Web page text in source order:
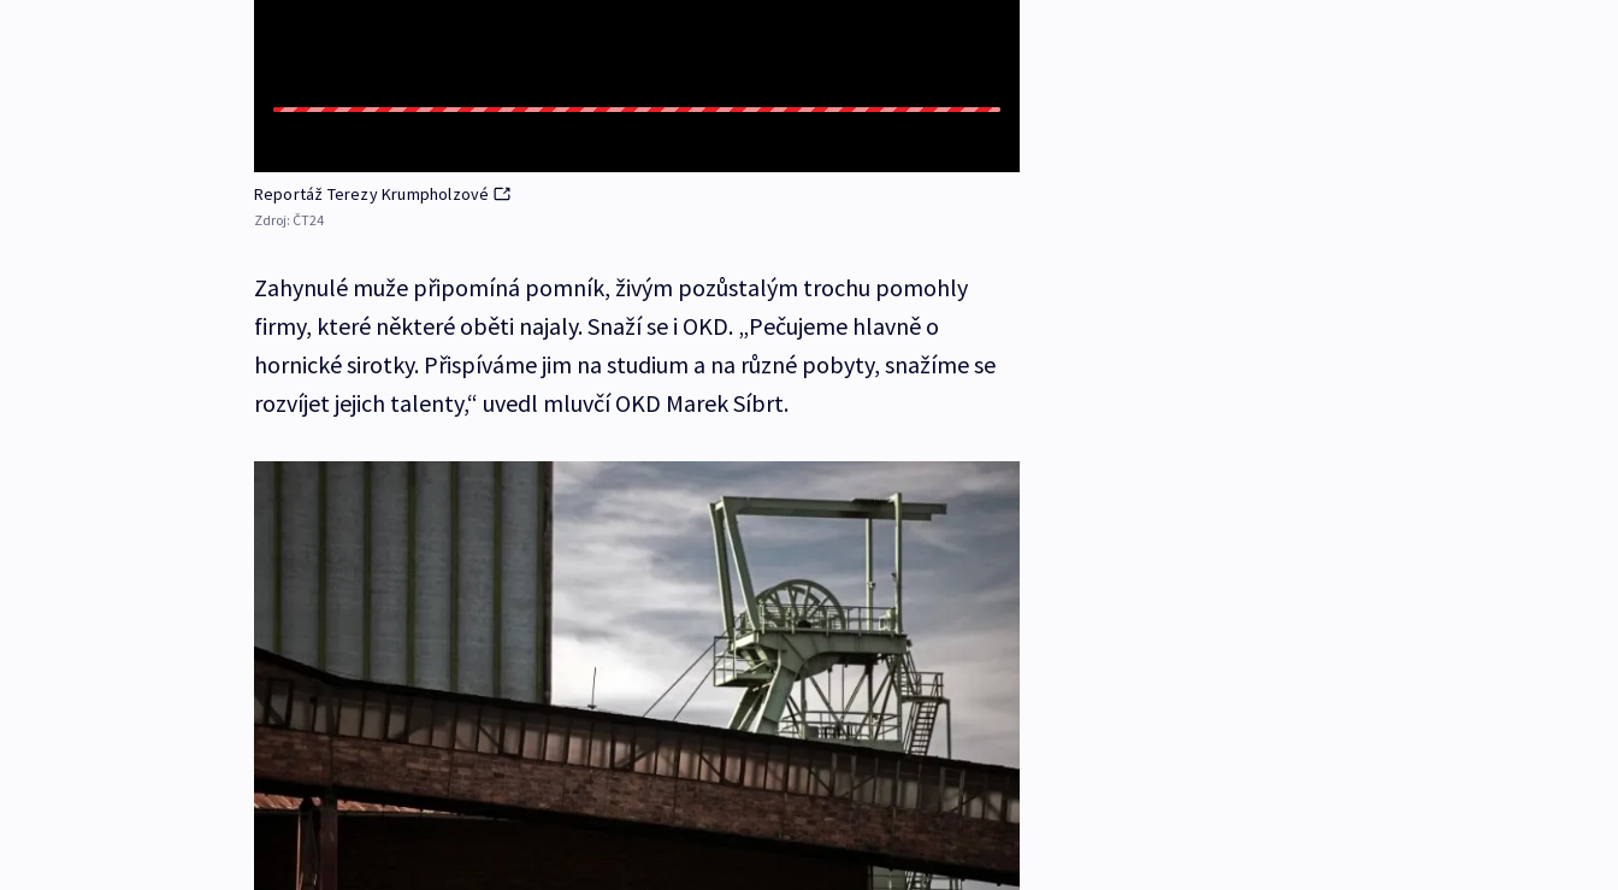
Reportáž Terezy Krumpholzové
Zdroj: ČT24
Zahynulé muže připomíná pomník, živým pozůstalým trochu pomohly
firmy, které některé oběti najaly. Snaží se i OKD. „Pečujeme hlavně o
hornické sirotky. Přispíváme jim na studium a na různé pobyty, snažíme se
rozvíjet jejich talenty,“ uvedl mluvčí OKD Marek Síbrt.